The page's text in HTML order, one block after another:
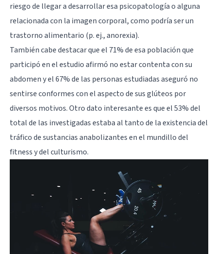
riesgo de llegar a desarrollar esa psicopatología o alguna
relacionada con la imagen corporal, como podría ser un
trastorno alimentario (p. ej., anorexia).
También cabe destacar que el 71% de esa población que
participó en el estudio afirmó no estar contenta con su
abdomen y el 67% de las personas estudiadas aseguró no
sentirse conformes con el aspecto de sus glúteos por
diversos motivos. Otro dato interesante es que el 53% del
total de las investigadas estaba al tanto de la existencia del
tráfico de sustancias anabolizantes en el mundillo del
fitness y del culturismo.